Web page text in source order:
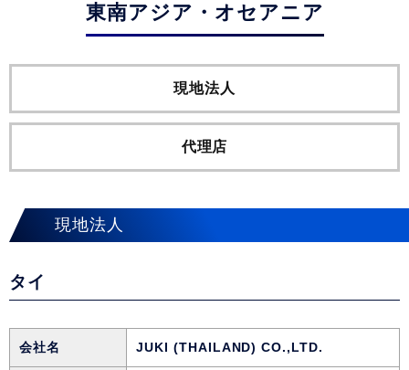
東南アジア・オセアニア
現地法人
代理店
現地法人
タイ
会社名 JUKI (THAILAND) CO.,LTD.